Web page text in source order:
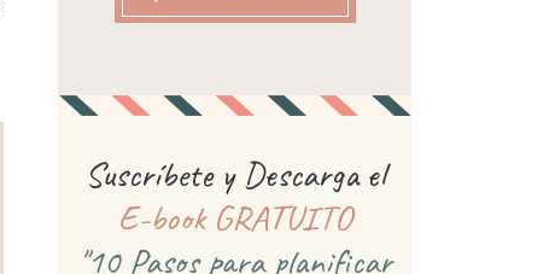
Suscríbete y Descarga el
E-book GRATUITO
"10 Pasos para planificar